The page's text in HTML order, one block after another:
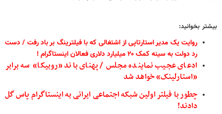
بیشتر بخوانید:
روایت یک مدیر استارتاپی از اشتغالی که با فیلترینگ بر باد رفت /دست
رد دولت به سینه کمک ۲۰ میلیارد دلاری فعالان اینستاگرام !
ادعای عجیب نماینده مجلس / پهنای باند «روبیکا» سه برابر
«استارلینک» خواهد شد
چطور با فیلتر اولین شبکه اجتماعی ایرانی به اینستاگرام پاس گل
دادند!